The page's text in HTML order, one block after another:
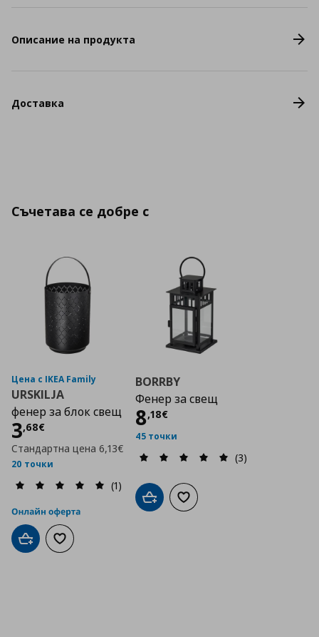
Описание на продукта
Доставка
Съчетава се добре с
Цена с IKEA Family
URSKILJA
фенер за блок свещ
3,68€
Цена
Стандартна цена 6,13€
20 точки
(1)
Добави в кошницата
Добави към списъка с любими
BORRBY
Фенер за свещ
8,18€
Цена
45 точки
(3)
Добави в кошницата
Добави към списъка с